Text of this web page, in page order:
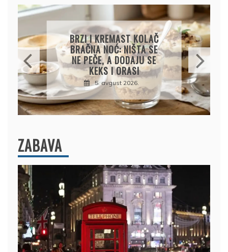
KREMASTA TJESTENINA
SA FETA SIROM I PEČENIM
PARADAJZOM
5. avgust 2026.
ZABAVA